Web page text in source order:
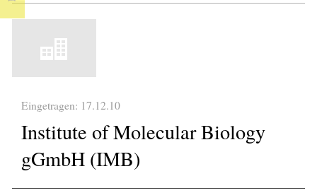
Eingetragen: 17.12.10
Institute of Molecular Biology
gGmbH (IMB)